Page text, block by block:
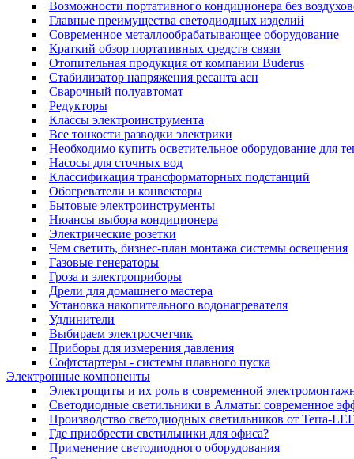
Возможности портативного кондиционера без
Главные преимущества светодиодных изделий
Современное металлообрабатывающее оборудование
Краткий обзор портативных средств связи
Отопительная продукция от компании Вuderus
Стабилизатор напряжения ресанта асн
Сварочный полуавтомат
Редукторы
Классы электроинструмента
Все тонкости разводки электрики
Необходимо купить осветительное оборудование для
Насосы для сточных вод
Классификация трансформаторных подстанций
Обогреватели и конвекторы
Бытовые электроинструменты
Нюансы выбора кондиционера
Электрические розетки
Чем светить, бизнес-план монтажа системы освещения
Газовые генераторы
Гроза и электроприборы
Дрели для домашнего мастера
Установка накопительного водонагревателя
Удлинители
Выбираем электросчетчик
Приборы для измерения давления
Софтстартеры - системы плавного пуска
Электронные компоненты
Электрощиты и их роль в современной
Светодиодные светильники в Алматы: современное
Производство светодиодных светильников от Terra-
Где приобрести светильники для офиса?
Применение светодиодного оборудования